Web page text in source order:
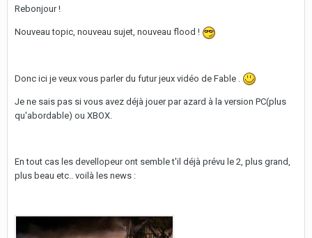
Rebonjour !
Nouveau topic, nouveau sujet, nouveau flood !
Donc ici je veux vous parler du futur jeux vidéo de Fable .
Je ne sais pas si vous avez déjà jouer par azard à la version PC(plus
qu'abordable) ou XBOX.
En tout cas les devellopeur ont semble t'il déjà prévu le 2, plus grand,
plus beau etc.. voilà les news :